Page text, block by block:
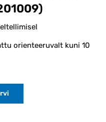
orienteeruvalt kuni 10